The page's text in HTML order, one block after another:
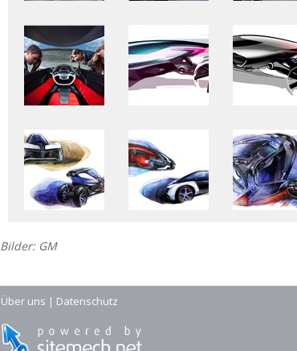
Bilder: GM
Über uns | Datenschutz